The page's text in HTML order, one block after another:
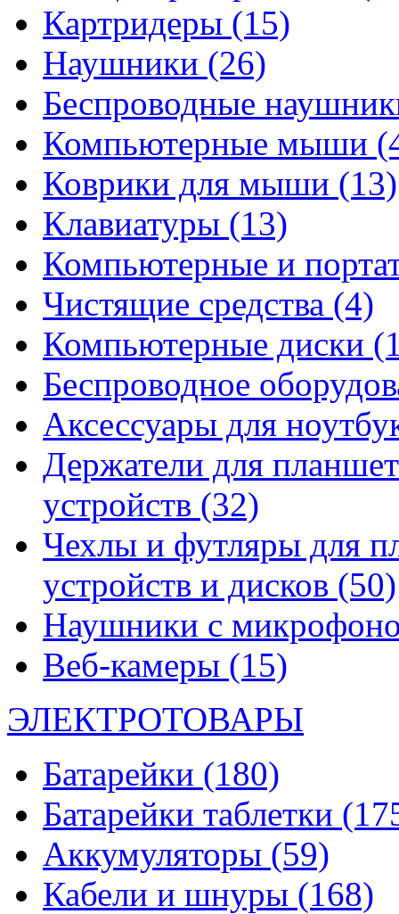
Картридеры (15)
Наушники (26)
Беспроводные
Компьютерные мыши
Коврики для мыши (13)
Клавиатуры (13)
Компьютерные и
Чистящие средства (4)
Компьютерные диски
Беспроводное
Аксессуары для
Держатели для
устройств (32)
Чехлы и футляры для
устройств и дисков (50)
Наушники с
Веб-камеры (15)
ЭЛЕКТРОТОВАРЫ
Батарейки (180)
Батарейки таблетки
Аккумуляторы (59)
Кабели и шнуры (168)